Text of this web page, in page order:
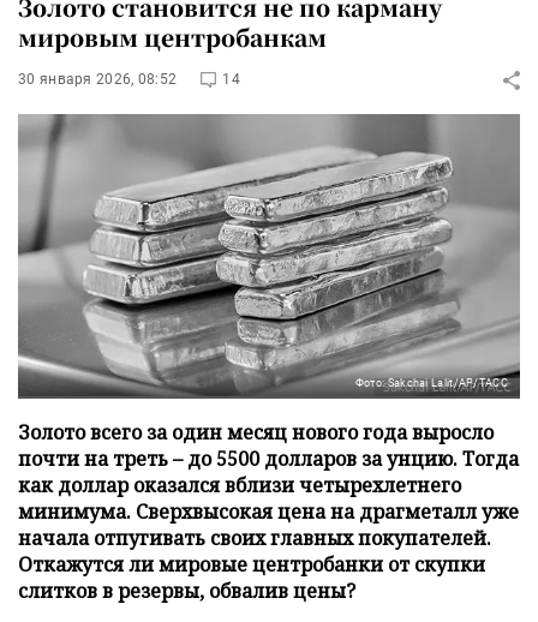
Золото становится не по карману
мировым центробанкам
30 января 2026, 08:52 14
Фото: Sakchai Lalit/AP/ТАСС
Золото всего за один месяц нового года выросло
почти на треть – до 5500 долларов за унцию. Тогда
как доллар оказался вблизи четырехлетнего
минимума. Сверхвысокая цена на драгметалл уже
начала отпугивать своих главных покупателей.
Откажутся ли мировые центробанки от скупки
слитков в резервы, обвалив цены?